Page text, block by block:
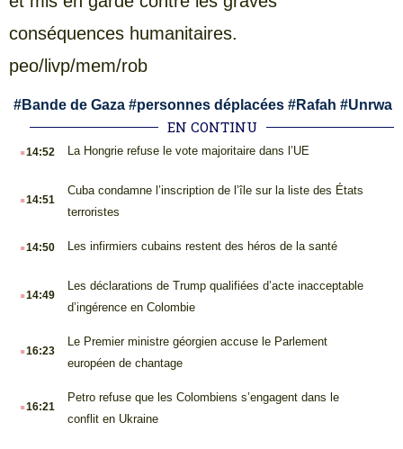
conséquences humanitaires.
peo/livp/mem/rob
#Bande de Gaza #personnes déplacées #Rafah #Unrwa
EN CONTINU
.14:52 La Hongrie refuse le vote majoritaire dans l’UE
.14:51
Cuba condamne l’inscription de l’île sur la liste des États
terroristes
.14:50 Les infirmiers cubains restent des héros de la santé
.14:49
Les déclarations de Trump qualifiées d’acte inacceptable
d’ingérence en Colombie
.16:23
Le Premier ministre géorgien accuse le Parlement
européen de chantage
.16:21
Petro refuse que les Colombiens s’engagent dans le
conflit en Ukraine